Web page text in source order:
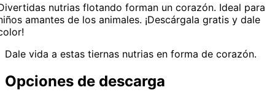
nutrias flotando forman un corazón. Ideal para
amantes de los animales. ¡Descárgala gratis y dale
Dale vida a estas tiernas nutrias en forma de corazón.
Opciones de descarga